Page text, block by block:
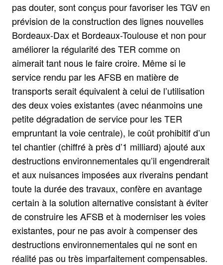
pas douter, sont conçus pour favoriser les TGV en
prévision de la construction des lignes nouvelles
Bordeaux-Dax et Bordeaux-Toulouse et non pour
améliorer la régularité des TER comme on
aimerait tant nous le faire croire. Même si le
service rendu par les AFSB en matière de
transports serait équivalent à celui de l’utilisation
des deux voies existantes (avec néanmoins une
petite dégradation de service pour les TER
empruntant la voie centrale), le coût prohibitif d’un
tel chantier (chiffré à près d’1 milliard) ajouté aux
destructions environnementales qu’il engendrerait
et aux nuisances imposées aux riverains pendant
toute la durée des travaux, confère en avantage
certain à la solution alternative consistant à éviter
de construire les AFSB et à moderniser les voies
existantes, pour ne pas avoir à compenser des
destructions environnementales qui ne sont en
réalité pas ou très imparfaitement compensables.